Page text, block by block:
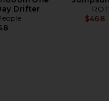
Drifter
$468